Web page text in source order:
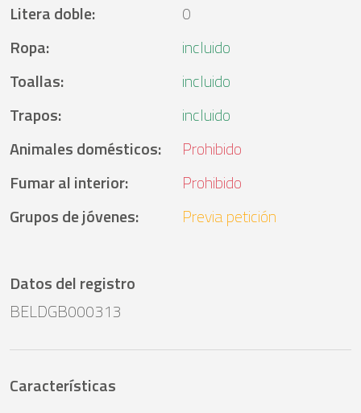
Litera doble:
0
Ropa:
incluido
Toallas:
incluido
Trapos:
incluido
Animales domésticos:
Prohibido
Fumar al interior:
Prohibido
Grupos de jóvenes: Previa petición
Datos del registro
BELDGB000313
Características